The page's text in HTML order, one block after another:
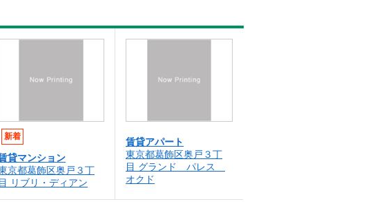
新着
貸マンション
京都葛飾区奥戸３丁
目 リブリ・ディアン
賃貸アパート
東京都葛飾区奥戸３丁
目 グランド パレス
オクド